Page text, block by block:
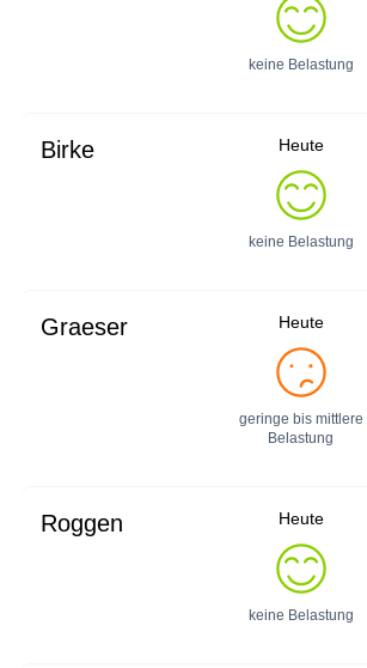
keine Belastung
Birke Heute
keine Belastung
Graeser Heute
geringe bis mittlere
Belastung
Roggen Heute
keine Belastung